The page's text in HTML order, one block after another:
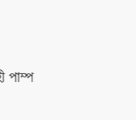
পিস্টন পাম্প